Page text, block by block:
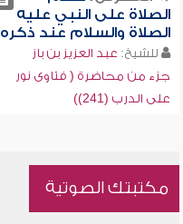
الصلاة على النبي عليه
الصلاة والسلام عند ذكره
للشيخ: عبد العزيز بن باز
جزء من محاضرة ( فتاوى نور
على الدرب (241))
مكتبتك الصوتية